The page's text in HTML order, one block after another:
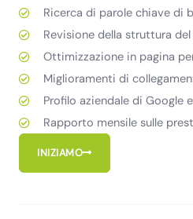
Ricerca di parole chiave di
Revisione della struttura
Ottimizzazione in pagina
Miglioramenti di
Profilo aziendale di Google
Rapporto mensile sulle
INIZIAMO